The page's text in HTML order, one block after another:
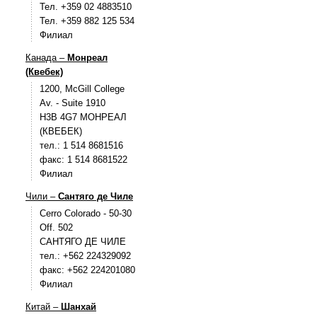
Тел. +359 02 4883510
Тел. +359 882 125 534
Филиал
Канада – Монреал
(Квебек)
1200, McGill College
Av. - Suite 1910
H3B 4G7 МОНРЕАЛ
(КВЕБЕК)
тел.: 1 514 8681516
факс: 1 514 8681522
Филиал
Чили – Сантяго де Чиле
Cerro Colorado - 50-30
Off. 502
САНТЯГО ДЕ ЧИЛЕ
тел.: +562 224329092
факс: +562 224201080
Филиал
Китай – Шанхай